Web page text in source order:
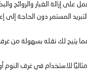
على إزالة الغبار
الذي يسع 60 لتر ساعات من
مما يتيح لك نقله بسهولة